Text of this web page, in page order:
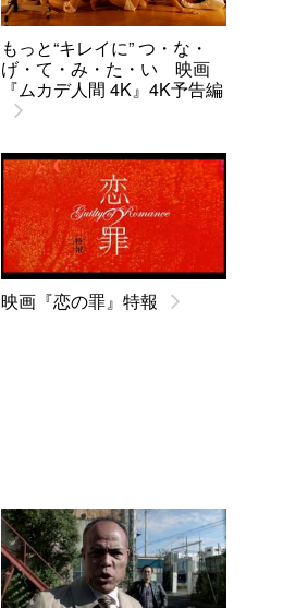
もっと“キレイに” つ・な・
げ・て・み・た・い 映画
『ムカデ人間 4K』4K予告編
映画『恋の罪』特報